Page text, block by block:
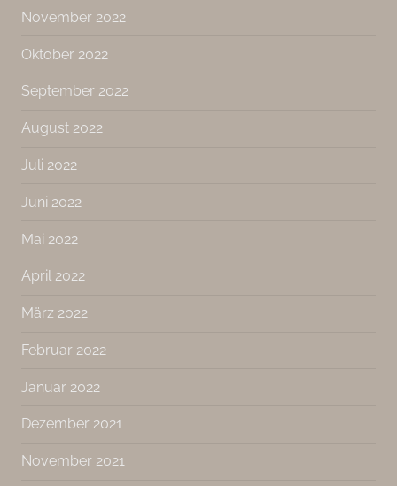
November 2022
Oktober 2022
September 2022
August 2022
Juli 2022
Juni 2022
Mai 2022
April 2022
März 2022
Februar 2022
Januar 2022
Dezember 2021
November 2021